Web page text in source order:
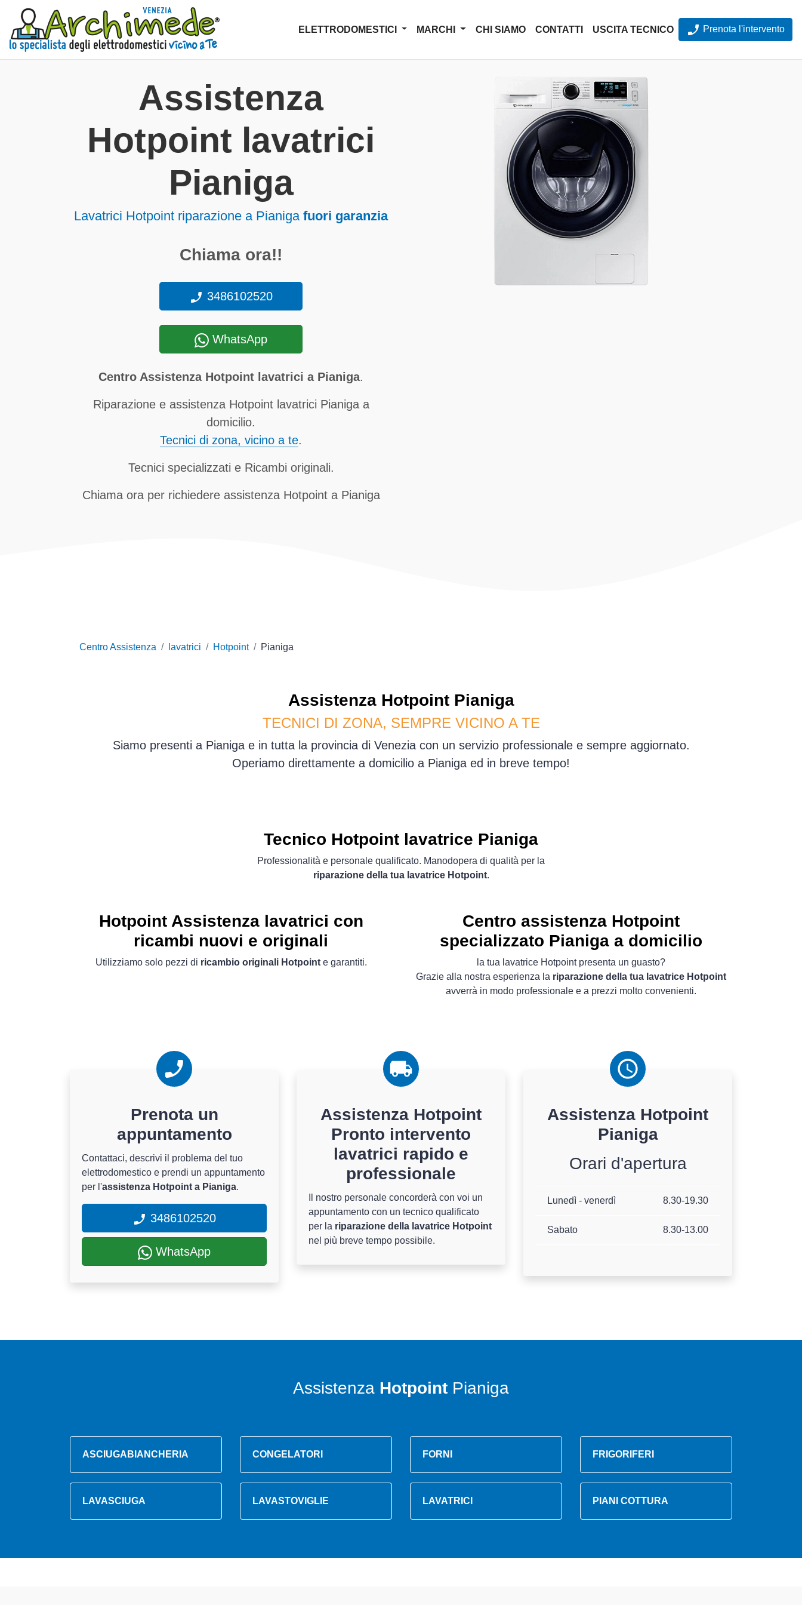
ELETTRODOMESTICI MARCHI CHI SIAMO CONTATTI USCITA TECNICO Prenota l'intervento
Assistenza
Hotpoint lavatrici
Pianiga
Lavatrici Hotpoint riparazione a Pianiga fuori garanzia
Chiama ora!!
3486102520
WhatsApp
Centro Assistenza Hotpoint lavatrici a Pianiga.
Riparazione e assistenza Hotpoint lavatrici Pianiga a
domicilio.
Tecnici di zona, vicino a te.
Tecnici specializzati e Ricambi originali.
Chiama ora per richiedere assistenza Hotpoint a Pianiga
Centro Assistenza lavatrici Hotpoint Pianiga
Assistenza HotpointPianiga
TECNICI DI ZONA, SEMPRE VICINO A TE
Siamo presenti a Pianiga e in tutta la provincia di Venezia con un servizio professionale e sempre aggiornato.
Operiamo direttamente a domicilio a Pianiga ed in breve tempo!
Tecnico Hotpoint lavatrice Pianiga
Professionalità e personale qualificato. Manodopera di qualità per la
riparazione della tua lavatrice Hotpoint.
Hotpoint Assistenza lavatrici con
ricambi nuovi e originali
Utilizziamo solo pezzi di ricambio originali Hotpointe garantiti.
Centro assistenza Hotpoint
specializzato Pianiga a domicilio
la tua lavatrice Hotpoint presenta un guasto?
Grazie alla nostra esperienza la riparazione della tua lavatrice Hotpoint
avverrà in modo professionale e a prezzi molto convenienti.
Prenota un
appuntamento
Contattaci, descrivi il problema del tuo
elettrodomestico e prendi un appuntamento
per l'assistenza Hotpoint a Pianiga.
3486102520
WhatsApp
Assistenza Hotpoint
Pronto intervento
lavatrici rapido e
professionale
Il nostro personale concorderà con voi un
appuntamento con un tecnico qualificato
per la riparazione della lavatrice Hotpoint
nel più breve tempo possibile.
Assistenza Hotpoint
Pianiga
Orari d'apertura
Lunedì - venerdì 8.30-19.30
Sabato 8.30-13.00
Assistenza Hotpoint Pianiga
ASCIUGABIANCHERIA CONGELATORI FORNI FRIGORIFERI
LAVASCIUGA LAVASTOVIGLIE LAVATRICI PIANI COTTURA